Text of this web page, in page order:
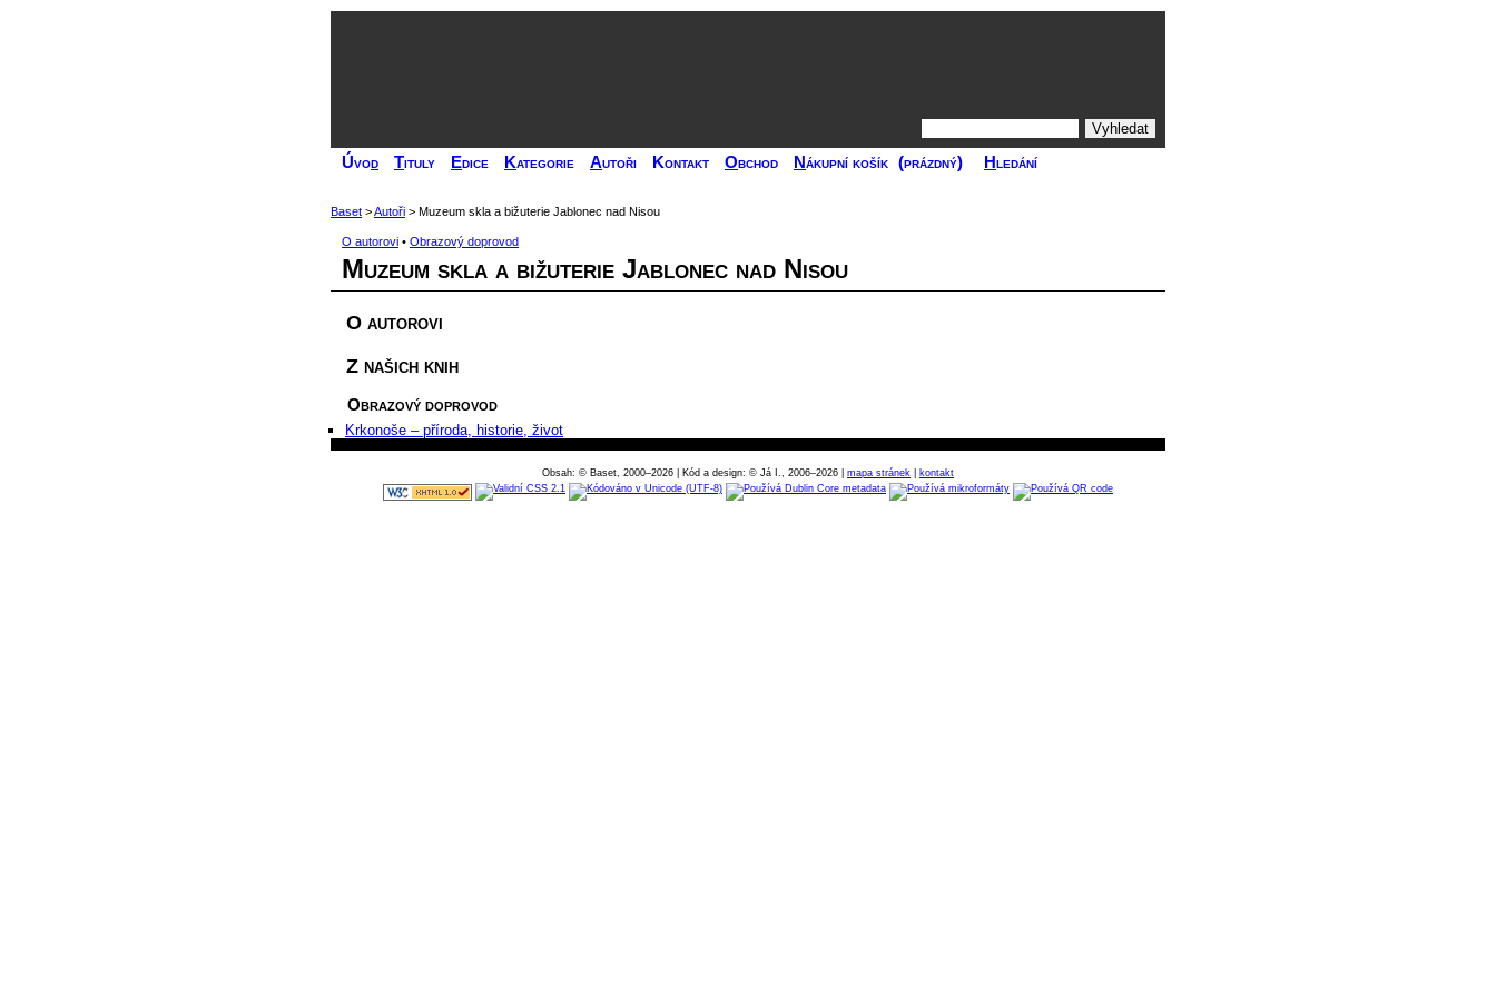
Úvod Tituly Edice Kategorie Autoři Kontakt Obchod Nákupní košík (prázdný) Hledání
Baset >Autoři > Muzeum skla a bižuterie Jablonec nad Nisou
O autorovi • Obrazový doprovod
Muzeum skla a bižuterie Jablonec nad Nisou
O autorovi
Z našich knih
Obrazový doprovod
Krkonoše – příroda, historie, život
Obsah: © Baset, 2000–2026 | Kód a design: © Já I., 2006–2026 | mapa stránek kontakt